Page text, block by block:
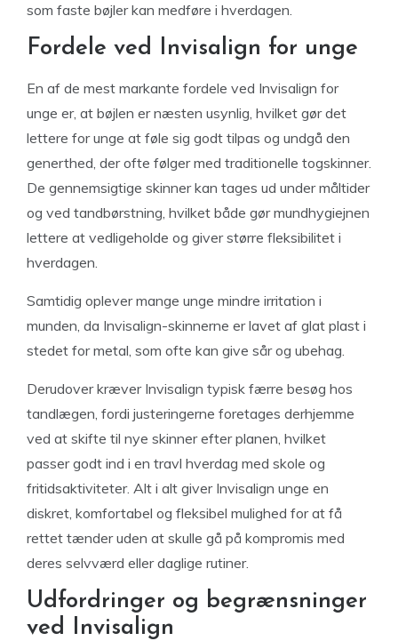
som faste bøjler kan medføre i hverdagen.
Fordele ved Invisalign for unge
En af de mest markante fordele ved Invisalign for
unge er, at bøjlen er næsten usynlig, hvilket gør det
lettere for unge at føle sig godt tilpas og undgå den
generthed, der ofte følger med traditionelle togskinner.
De gennemsigtige skinner kan tages ud under måltider
og ved tandbørstning, hvilket både gør mundhygiejnen
lettere at vedligeholde og giver større fleksibilitet i
hverdagen.
Samtidig oplever mange unge mindre irritation i
munden, da Invisalign-skinnerne er lavet af glat plast i
stedet for metal, som ofte kan give sår og ubehag.
Derudover kræver Invisalign typisk færre besøg hos
tandlægen, fordi justeringerne foretages derhjemme
ved at skifte til nye skinner efter planen, hvilket
passer godt ind i en travl hverdag med skole og
fritidsaktiviteter. Alt i alt giver Invisalign unge en
diskret, komfortabel og fleksibel mulighed for at få
rettet tænder uden at skulle gå på kompromis med
deres selvværd eller daglige rutiner.
Udfordringer og begrænsninger
ved Invisalign